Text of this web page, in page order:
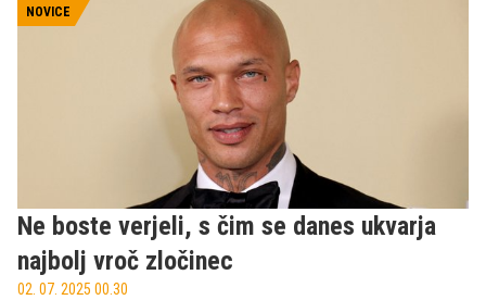
TV, Kanal A in KINO.
NOVICE
Ne boste verjeli, s čim se danes ukvarja
najbolj vroč zločinec
02. 07. 2025 00.30